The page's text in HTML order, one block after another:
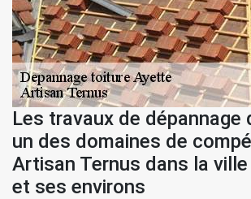
Les travaux de dépannage
un des domaines de
Artisan Ternus dans la
et ses environs